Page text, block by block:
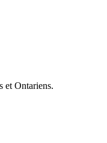
et Ontariens.